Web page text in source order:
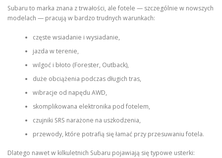
Subaru to marka znana z trwałości, ale fotele — szczególnie w nowszych
modelach — pracują w bardzo trudnych warunkach:
częste wsiadanie i wysiadanie,
jazda w terenie,
wilgoć i błoto (Forester, Outback),
duże obciążenia podczas długich tras,
wibracje od napędu AWD,
skomplikowana elektronika pod fotelem,
czujniki SRS narażone na uszkodzenia,
przewody, które potrafią się łamać przy przesuwaniu fotela.
Dlatego nawet w kilkuletnich Subaru pojawiają się typowe usterki: